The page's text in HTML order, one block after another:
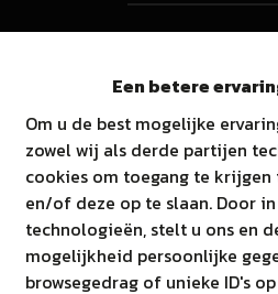
Een betere
Om u de best mogelijke
zowel wij als derde partijen
cookies om toegang te
en/of deze op te slaan. Door
technologieën, stelt u ons en
mogelijkheid persoonlijke
browsegedrag of unieke ID's
T011/
E
BTW
© 2020